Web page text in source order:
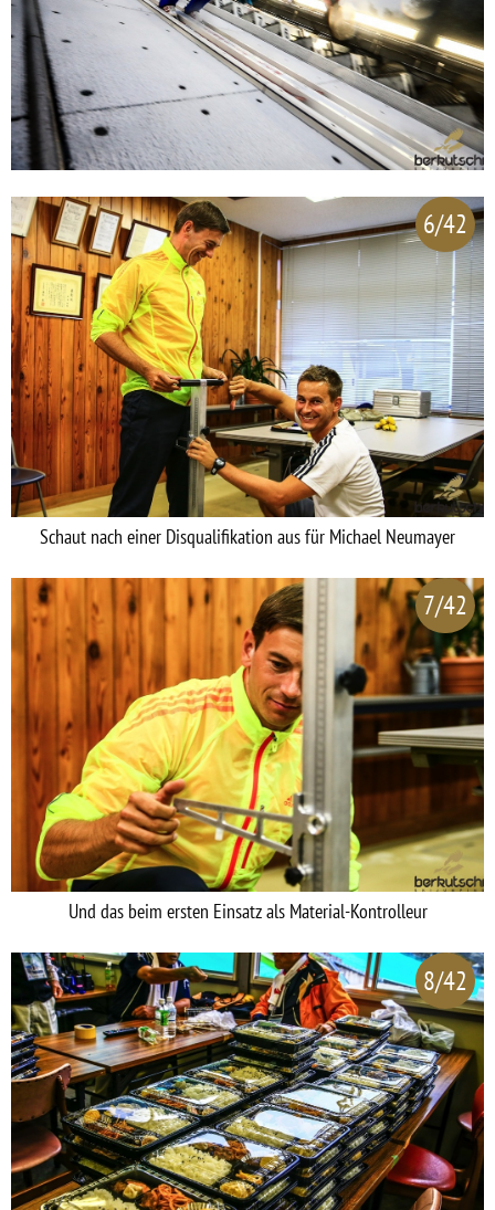
6/42
Schaut nach einer Disqualifikation aus für Michael Neumayer
7/42
Und das beim ersten Einsatz als Material-Kontrolleur
8/42